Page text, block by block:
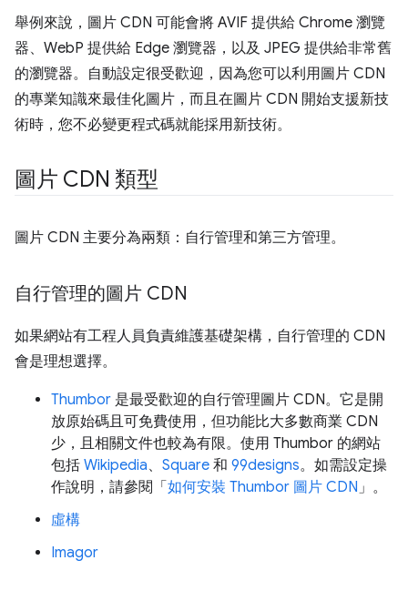
舉例來說，圖片 CDN 可能會將 AVIF 提供給 Chrome 瀏覽
器、WebP 提供給 Edge 瀏覽器，以及 JPEG 提供給非常舊
的瀏覽器。自動設定很受歡迎，因為您可以利用圖片 CDN
的專業知識來最佳化圖片，而且在圖片 CDN 開始支援新技
術時，您不必變更程式碼就能採用新技術。
圖片 CDN 類型
圖片 CDN 主要分為兩類：自行管理和第三方管理。
自行管理的圖片 CDN
如果網站有工程人員負責維護基礎架構，自行管理的 CDN
會是理想選擇。
Thumbor 是最受歡迎的自行管理圖片 CDN。它是開
放原始碼且可免費使用，但功能比大多數商業 CDN
少，且相關文件也較為有限。使用 Thumbor 的網站
包括 Wikipedia、 Square 和 99designs。如需設定操
作說明，請參閱「 如何安裝 Thumbor 圖片 CDN」。
虛構
Imagor